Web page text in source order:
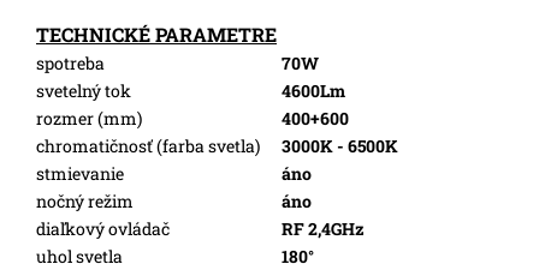
TECHNICKÉ PARAMETRE
spotreba
70W
svetelný tok
4600Lm
rozmer (mm)
400+600
chromatičnosť (farba svetla)
3000K - 6500K
stmievanie
áno
nočný režim
áno
diaľkový ovládač
RF 2,4GHz
uhol svetla
180°